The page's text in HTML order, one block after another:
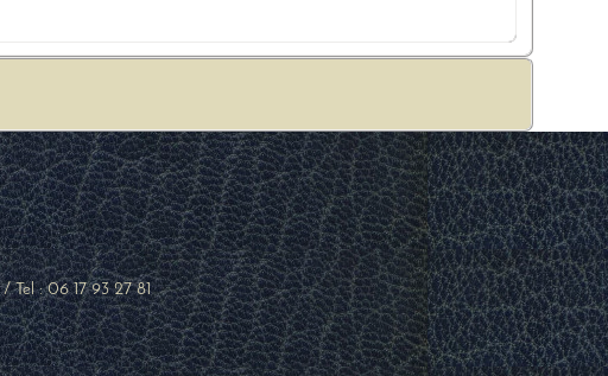
/ Tel :06 17 93 27 81